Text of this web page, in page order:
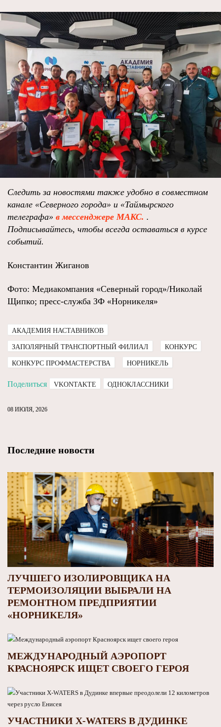
Следить за новостями также удобно в совместном
канале «Северного города» и «Таймырского
телеграфа» в мессенджере МАКС. .
Подписывайтесь, чтобы всегда оставаться в курсе
событий.
Константин Жиганов
Фото: Медиакомпания «Северный город»/Николай
Щипко; пресс-служба ЗФ «Норникеля»
АКАДЕМИЯ НАСТАВНИКОВ
ЗАПОЛЯРНЫЙ ТРАНСПОРТНЫЙ ФИЛИАЛ КОНКУРС
КОНКУРС ПРОФМАСТЕРСТВА НОРНИКЕЛЬ
Поделиться VKONTAKTE ОДНОКЛАССНИКИ
08 ИЮЛЯ, 2026
Последние новости
ЛУЧШЕГО ИЗОЛИРОВЩИКА НА
ТЕРМОИЗОЛЯЦИИ ВЫБРАЛИ НА
РЕМОНТНОМ ПРЕДПРИЯТИИ
«НОРНИКЕЛЯ»
МЕЖДУНАРОДНЫЙ АЭРОПОРТ
КРАСНОЯРСК ИЩЕТ СВОЕГО ГЕРОЯ
УЧАСТНИКИ X-WATERS В ДУДИНКЕ